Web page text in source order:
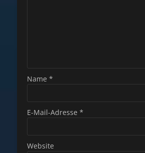
Name *
E-Mail-Adresse *
Website